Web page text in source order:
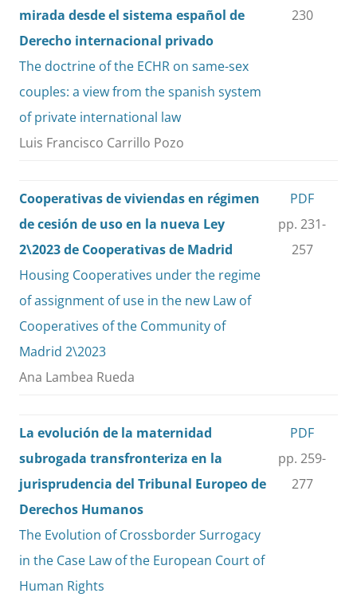
mirada desde el sistema español de
Derecho internacional privado
The doctrine of the ECHR on same-sex
couples: a view from the spanish system
of private international law
Luis Francisco Carrillo Pozo
230
Cooperativas de viviendas en régimen
de cesión de uso en la nueva Ley
2\2023 de Cooperativas de Madrid
Housing Cooperatives under the regime
of assignment of use in the new Law of
Cooperatives of the Community of
Madrid 2\2023
Ana Lambea Rueda
PDF
pp. 231-
257
La evolución de la maternidad
subrogada transfronteriza en la
jurisprudencia del Tribunal Europeo de
Derechos Humanos
The Evolution of Crossborder Surrogacy
in the Case Law of the European Court of
Human Rights
PDF
pp. 259-
277